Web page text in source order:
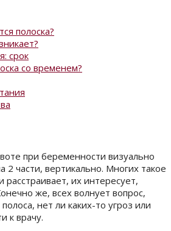
полоска?
срок
со временем?
при беременности визуально
2 части, вертикально. Многих такое
их интересует,
же, всех волнует вопрос,
нет ли каких-то угроз или
к врачу.